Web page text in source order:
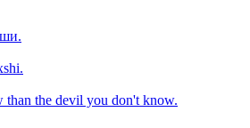
than the devil you don't know.